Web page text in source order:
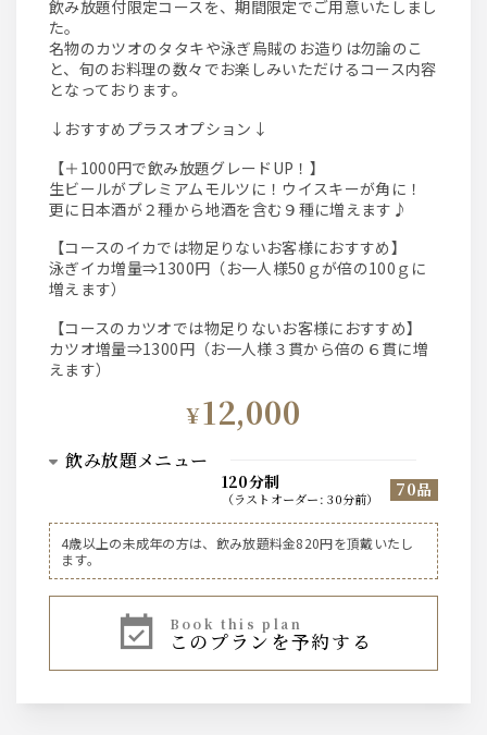
飲み放題付限定コースを、期間限定でご用意いたしまし
た。
名物のカツオのタタキや泳ぎ烏賊のお造りは勿論のこ
と、旬のお料理の数々でお楽しみいただけるコース内容
となっております。
↓おすすめプラスオプション↓
【＋1000円で飲み放題グレードUP！】
生ビールがプレミアムモルツに！ウイスキーが角に！
更に日本酒が２種から地酒を含む９種に増えます♪
【コースのイカでは物足りないお客様におすすめ】
泳ぎイカ増量⇒1300円（お一人様50ｇが倍の100ｇに
増えます）
【コースのカツオでは物足りないお客様におすすめ】
カツオ増量⇒1300円（お一人様３貫から倍の６貫に増
えます）
¥12,000
飲み放題メニュー
120分制
（ ラストオーダー:30分前） 70品
ビール
生ビール（モルツ）※7名様以上でのご利用はピッチャー
白鶴（燗・常温）／銀杯桂月（常温・燗）
4歳以上の未成年の方は、飲み放題料金820円を頂戴いたし
ます。
book this plan
このプランを予約する